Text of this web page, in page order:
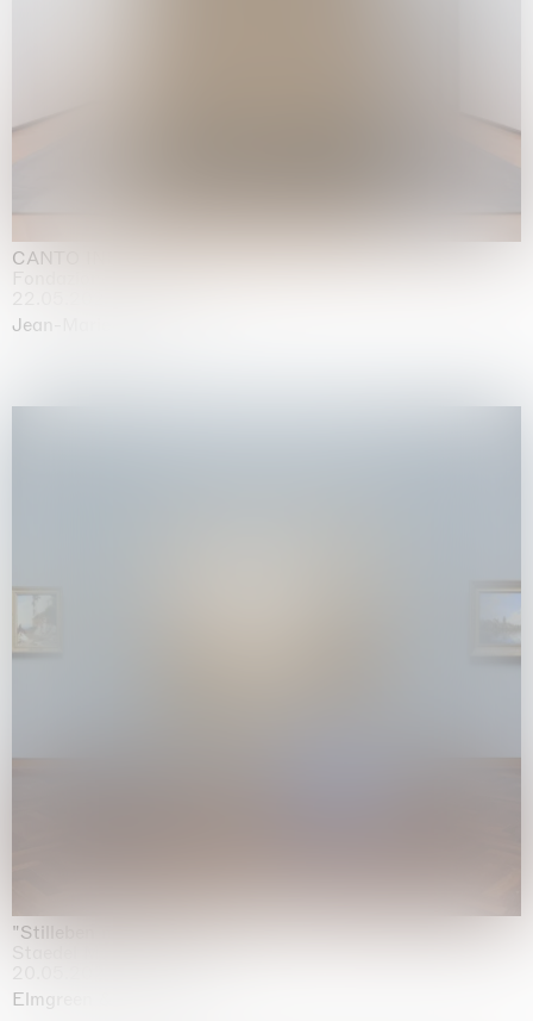
CANTO INFINITO
Jean-Marie Appriou
"Stilleben mit Gemüse”
Elmgreen & Dragset